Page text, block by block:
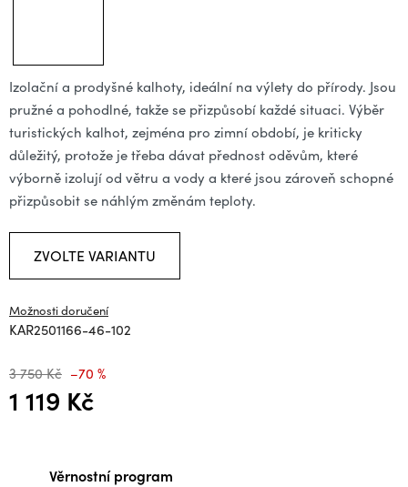
Izolační a prodyšné kalhoty, ideální na výlety do přírody. Jsou
pružné a pohodlné, takže se přizpůsobí každé situaci. Výběr
turistických kalhot, zejména pro zimní období, je kriticky
důležitý, protože je třeba dávat přednost oděvům, které
výborně izolují od větru a vody a které jsou zároveň schopné
přizpůsobit se náhlým změnám teploty.
ZVOLTE VARIANTU
Možnosti doručení
KAR2501166-46-102
3 750 Kč –70 %
1 119 Kč
Věrnostní program